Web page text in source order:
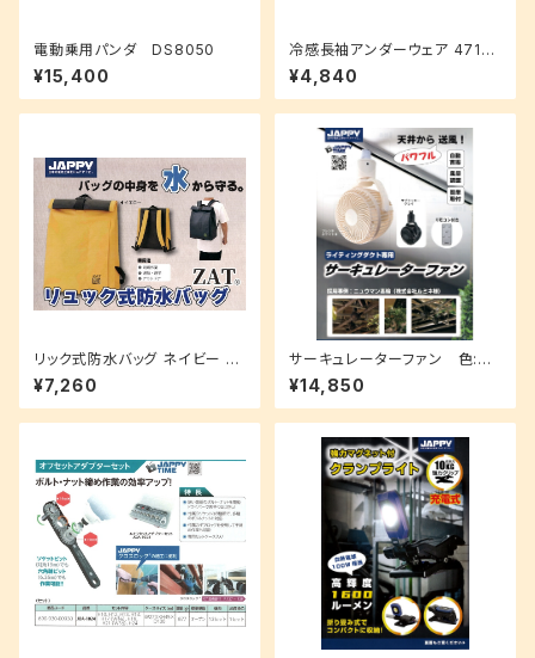
電動乗用パンダ DS8050
¥15,400
冷感長袖アンダーウェア 4713
4-BL-JP
¥4,840
リック式防水バッグ ネイビー カ
¥7,260
サーキュレーターファン 色:ブ
ラッキーグレイ JRF-250BGY
¥14,850